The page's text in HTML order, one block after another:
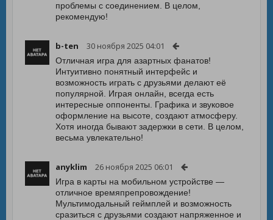
проблемы с соединением. В целом,
рекомендую!
b-ten 30 ноября 2025 04:01
Отличная игра для азартных фанатов!
Интуитивно понятный интерфейс и
возможность играть с друзьями делают её
популярной. Играя онлайн, всегда есть
интересные оппоненты. Графика и звуковое
оформление на высоте, создают атмосферу.
Хотя иногда бывают задержки в сети. В целом,
весьма увлекательно!
anyklim 26 ноября 2025 06:01
Игра в карты на мобильном устройстве —
отличное времяпрепровождение!
Мультимодальный геймплей и возможность
сразиться с друзьями создают напряженное и